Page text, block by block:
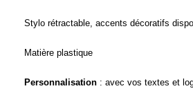
Stylo rétractable, accents décoratifs
Matière plastique
Personnalisation : avec vos textes et